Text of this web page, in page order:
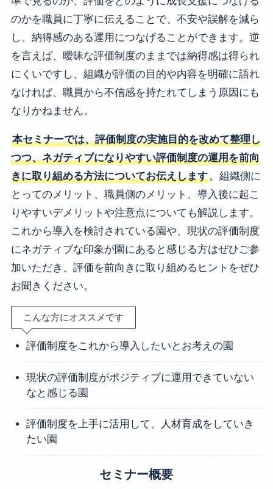
のかを職員に丁寧に伝えることで、不安や誤解を減ら
し、納得感のある運用につなげることができます。逆
を言えば、曖昧な評価制度のままでは納得感は得られ
にくいですし、組織が評価の目的や内容を明確に語れ
なければ、職員から不信感を持たれてしまう原因にも
なりかねません。
本セミナーでは、評価制度の実施目的を改めて整理し
つつ、ネガティブになりやすい評価制度の運用を前向
きに取り組める方法についてお伝えします。組織側に
とってのメリット、職員側のメリット、導入後に起こ
りやすいデメリットや注意点についても解説します。
これから導入を検討されている園や、現状の評価制度
にネガティブな印象が園にあると感じる方はぜひご参
加いただき、評価を前向きに取り組めるヒントをぜひ
お聞きください。
こんな方にオススメです
評価制度をこれから導入したいとお考えの園
現状の評価制度がポジティブに運用できていない
なと感じる園
評価制度を上手に活用して、人材育成をしていき
たい園
セミナー概要